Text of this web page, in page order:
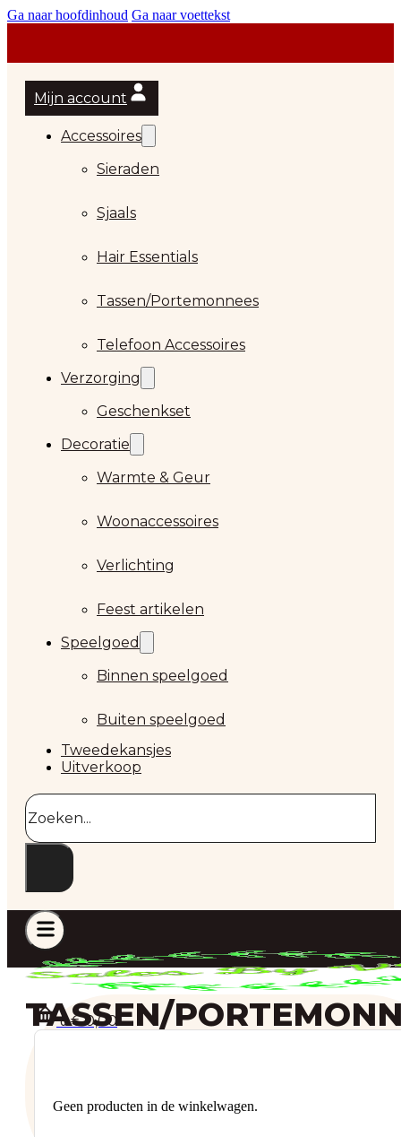
Ga naar hoofdinhoud Ga naar voettekst
Mijn account
Accessoires
Sieraden
Sjaals
Hair Essentials
Tassen/Portemonnees
Telefoon Accessoires
Verzorging
Geschenkset
Decoratie
Warmte & Geur
Woonaccessoires
Verlichting
Feest artikelen
Speelgoed
Binnen speelgoed
Buiten speelgoed
Tweedekansjes
Uitverkoop
Zoeken
0 €0,00
Geen producten in de winkelwagen.
TASSEN/